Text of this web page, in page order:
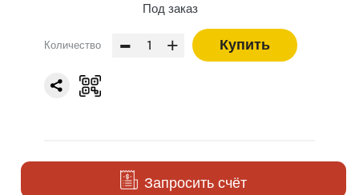
Под заказ
Количество - + Купить
Запросить счёт